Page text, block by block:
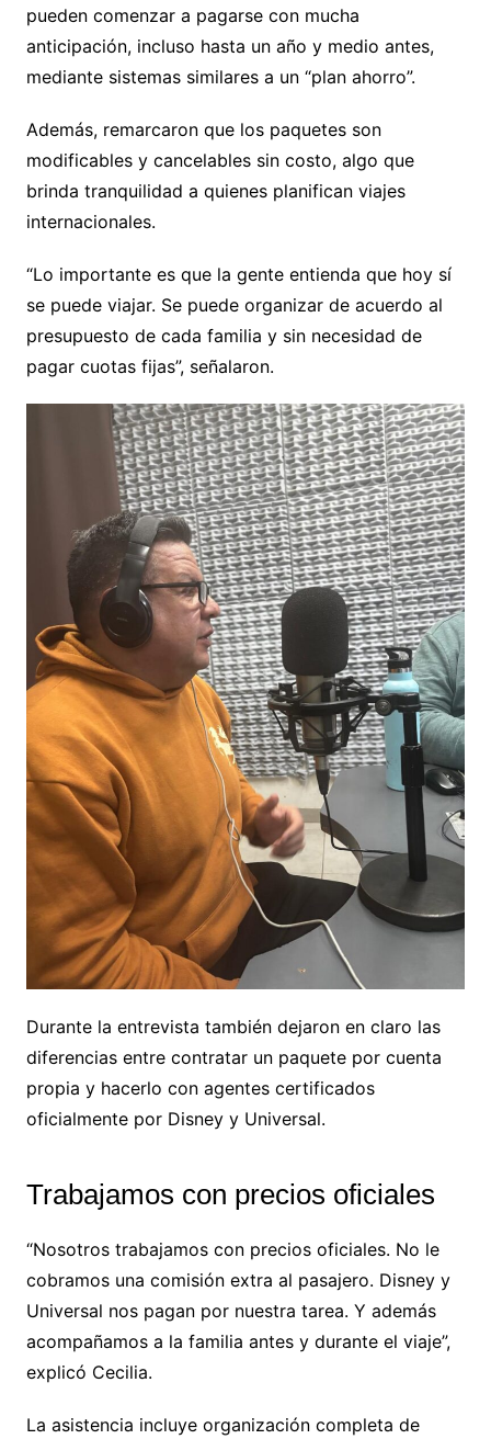
pueden comenzar a pagarse con mucha
anticipación, incluso hasta un año y medio antes,
mediante sistemas similares a un “plan ahorro”.
Además, remarcaron que los paquetes son
modificables y cancelables sin costo, algo que
brinda tranquilidad a quienes planifican viajes
internacionales.
“Lo importante es que la gente entienda que hoy sí
se puede viajar. Se puede organizar de acuerdo al
presupuesto de cada familia y sin necesidad de
pagar cuotas fijas”, señalaron.
Durante la entrevista también dejaron en claro las
diferencias entre contratar un paquete por cuenta
propia y hacerlo con agentes certificados
oficialmente por Disney y Universal.
Trabajamos con precios oficiales
“Nosotros trabajamos con precios oficiales. No le
cobramos una comisión extra al pasajero. Disney y
Universal nos pagan por nuestra tarea. Y además
acompañamos a la familia antes y durante el viaje”,
explicó Cecilia.
La asistencia incluye organización completa de